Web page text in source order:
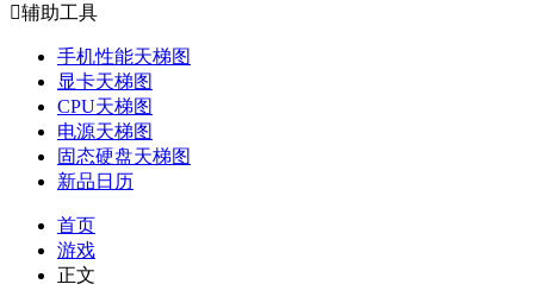
辅助工具
手机性能天梯图
显卡天梯图
CPU天梯图
电源天梯图
固态硬盘天梯图
新品日历
首页
游戏
正文